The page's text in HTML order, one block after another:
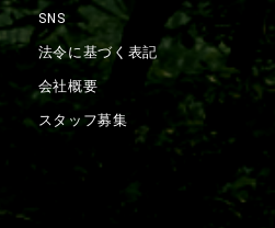
SNS
法令に基づく表記
会社概要
スタッフ募集